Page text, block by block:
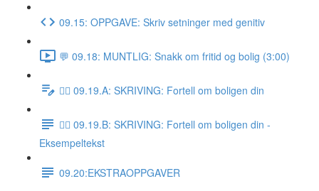
09.15: OPPGAVE: Skriv setninger med genitiv
💬 09.18: MUNTLIG: Snakk om fritid og bolig (3:00)
✍🏼 09.19.A: SKRIVING: Fortell om boligen din
✍🏼 09.19.B: SKRIVING: Fortell om boligen din -
Eksempeltekst
09.20:EKSTRAOPPGAVER